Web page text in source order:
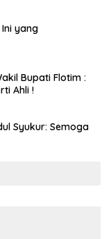
yang
Bupati Flotim :
Ahli !
Syukur: Semoga